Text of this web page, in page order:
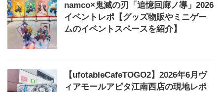
namco×鬼滅の刃「追憶回廊ノ導」2026
イベントレポ【グッズ物販やミニゲー
ムのイベントスペースを紹介】
【ufotableCafeTOGO2】2026年6月ヴ
ィアモールアピタ江南西店の現地レポ